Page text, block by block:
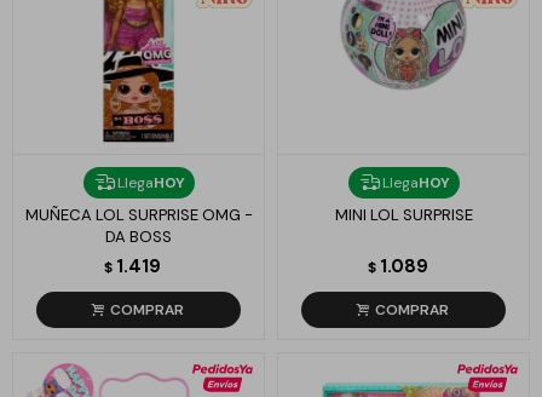
LlegaHOY
MUÑECA LOL SURPRISE OMG -
DA BOSS
$ 1.419
LlegaHOY
MINI LOL SURPRISE
$ 1.089